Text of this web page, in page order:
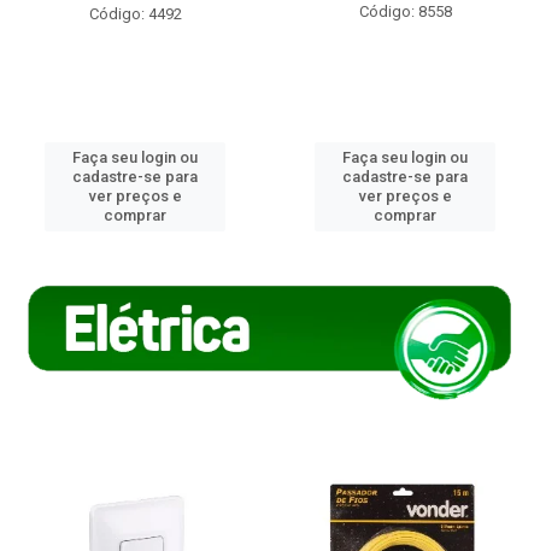
Código: 4492
Faça seu login ou
cadastre-se para
ver preços e
comprar
Código: 8558
Faça seu login ou
cadastre-se para
ver preços e
comprar